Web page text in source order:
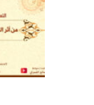
، فإلم يعلم إلا بعد ذلك لم